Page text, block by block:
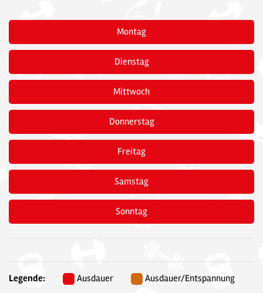
Montag
Dienstag
Mittwoch
Donnerstag
Freitag
Samstag
Sonntag
Legende: Ausdauer Ausdauer/Entspannung